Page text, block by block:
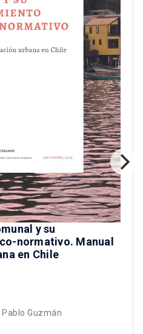
y su
normativo. Manual
en Chile
Pablo Guzmán